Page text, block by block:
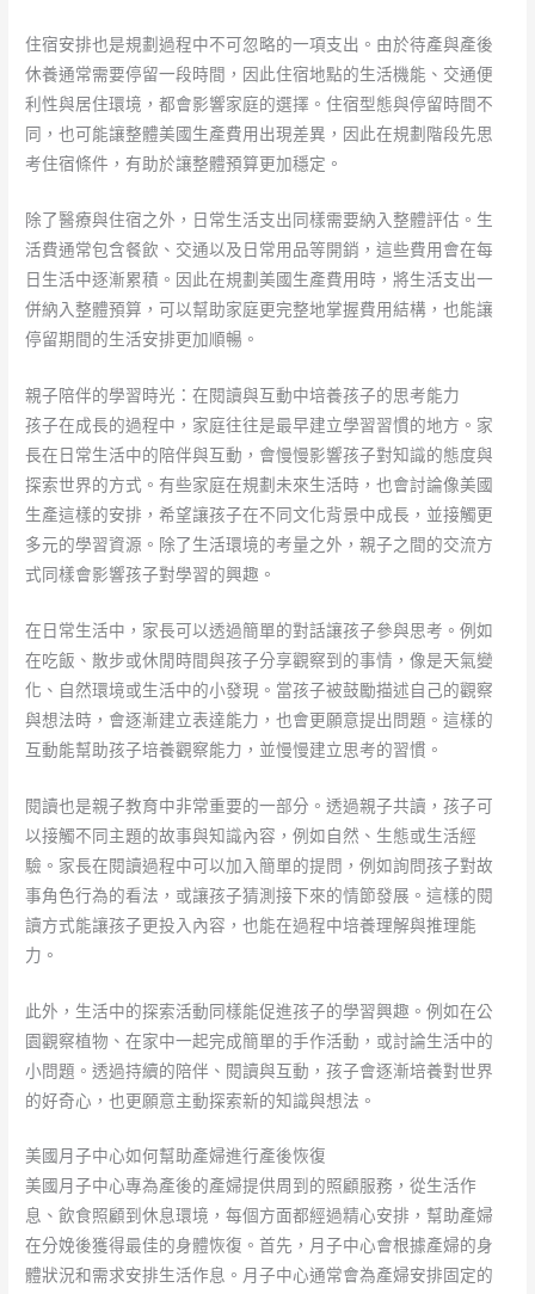
住宿安排也是規劃過程中不可忽略的一項支出。由於待產與產後
休養通常需要停留一段時間，因此住宿地點的生活機能、交通便
利性與居住環境，都會影響家庭的選擇。住宿型態與停留時間不
同，也可能讓整體美國生產費用出現差異，因此在規劃階段先思
考住宿條件，有助於讓整體預算更加穩定。
除了醫療與住宿之外，日常生活支出同樣需要納入整體評估。生
活費通常包含餐飲、交通以及日常用品等開銷，這些費用會在每
日生活中逐漸累積。因此在規劃美國生產費用時，將生活支出一
併納入整體預算，可以幫助家庭更完整地掌握費用結構，也能讓
停留期間的生活安排更加順暢。
親子陪伴的學習時光：在閱讀與互動中培養孩子的思考能力
孩子在成長的過程中，家庭往往是最早建立學習習慣的地方。家
長在日常生活中的陪伴與互動，會慢慢影響孩子對知識的態度與
探索世界的方式。有些家庭在規劃未來生活時，也會討論像美國
生產這樣的安排，希望讓孩子在不同文化背景中成長，並接觸更
多元的學習資源。除了生活環境的考量之外，親子之間的交流方
式同樣會影響孩子對學習的興趣。
在日常生活中，家長可以透過簡單的對話讓孩子參與思考。例如
在吃飯、散步或休閒時間與孩子分享觀察到的事情，像是天氣變
化、自然環境或生活中的小發現。當孩子被鼓勵描述自己的觀察
與想法時，會逐漸建立表達能力，也會更願意提出問題。這樣的
互動能幫助孩子培養觀察能力，並慢慢建立思考的習慣。
閱讀也是親子教育中非常重要的一部分。透過親子共讀，孩子可
以接觸不同主題的故事與知識內容，例如自然、生態或生活經
驗。家長在閱讀過程中可以加入簡單的提問，例如詢問孩子對故
事角色行為的看法，或讓孩子猜測接下來的情節發展。這樣的閱
讀方式能讓孩子更投入內容，也能在過程中培養理解與推理能
力。
此外，生活中的探索活動同樣能促進孩子的學習興趣。例如在公
園觀察植物、在家中一起完成簡單的手作活動，或討論生活中的
小問題。透過持續的陪伴、閱讀與互動，孩子會逐漸培養對世界
的好奇心，也更願意主動探索新的知識與想法。
美國月子中心如何幫助產婦進行產後恢復
美國月子中心專為產後的產婦提供周到的照顧服務，從生活作
息、飲食照顧到休息環境，每個方面都經過精心安排，幫助產婦
在分娩後獲得最佳的身體恢復。首先，月子中心會根據產婦的身
體狀況和需求安排生活作息。月子中心通常會為產婦安排固定的